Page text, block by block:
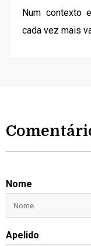
Num contexto
cada vez mais
Nome
Apelido